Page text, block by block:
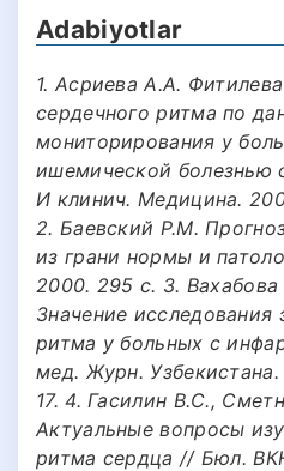
Adabiyotlar
1. Асриева А.А.
сердечного ритма по
мониторирования у
ишемической болезнью
И клинич. Медицина.
2. Баевский Р.М.
из грани нормы и
2000. 295 с. 3.
Значение исследования
ритма у больных с
мед. Журн.
17. 4. Гасилин В.С.,
Актуальные вопросы
ритма сердца // Бюл.